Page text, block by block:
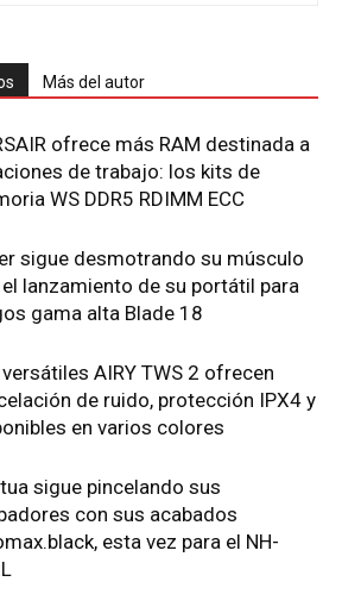
Más del autor
ofrece más RAM destinada a
de trabajo: los kits de
WS DDR5 RDIMM ECC
sigue desmotrando su músculo
lanzamiento de su portátil para
gama alta Blade 18
AIRY TWS 2 ofrecen
de ruido, protección IPX4 y
en varios colores
sigue pincelando sus
con sus acabados
esta vez para el NH-